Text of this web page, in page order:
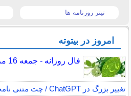
تیتر روزنامه ها
امروز در بیتوته
فال روزانه - جمعه 16 مرداد 1405
تغییر بزرگ در ChatGPT / چت متنی نامحدود و رایگان